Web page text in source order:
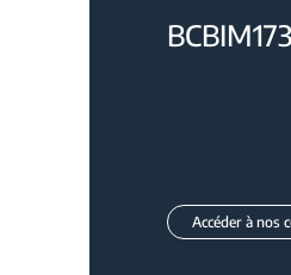
Accéder à nos